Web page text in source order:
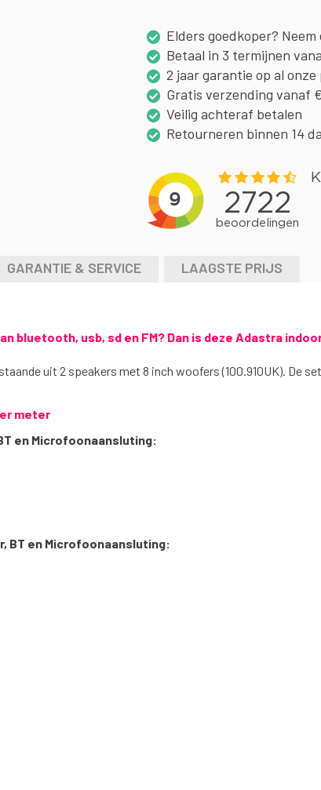
Elders goedkoper?
Betaal in 3 termijnen
2 jaar garantie op al
Gratis verzending vanaf
Veilig achteraf betalen
Retourneren binnen 14
GARANTIE & SERVICE LAAGSTE PRIJS
bluetooth, usb, sd en FM? Dan is deze Adastra
uit 2 speakers met 8 inch woofers (100.910UK). De
meter
en Microfoonaansluting:
BT en Microfoonaansluting: